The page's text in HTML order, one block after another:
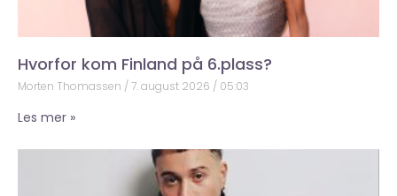
Hvorfor kom Finland på 6.plass?
Morten Thomassen 7. august 2026 05:03
Les mer »